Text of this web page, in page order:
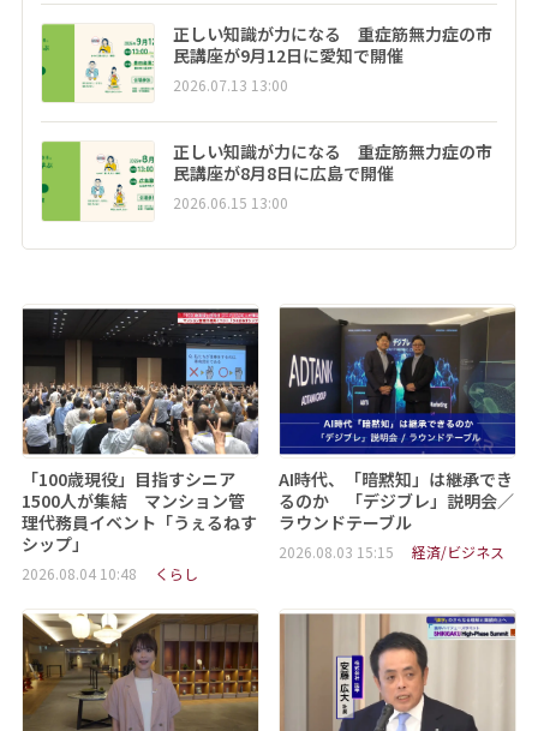
正しい知識が力になる 重症筋無力症の市
民講座が9月12日に愛知で開催
2026.07.13 13:00
正しい知識が力になる 重症筋無力症の市
民講座が8月8日に広島で開催
2026.06.15 13:00
「100歳現役」目指すシニア
1500人が集結 マンション管
理代務員イベント「うぇるねす
シップ」
2026.08.04 10:48 くらし
AI時代、「暗黙知」は継承でき
るのか 「デジブレ」説明会／
ラウンドテーブル
2026.08.03 15:15 経済/ビジネス